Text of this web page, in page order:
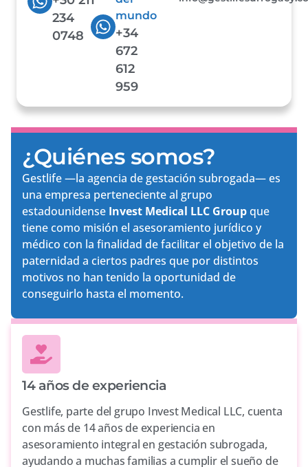
234
0748
mundo
+34
672
612
959
¿Quiénes somos?
Gestlife —la agencia de gestación subrogada— es
una empresa perteneciente al grupo
estadounidense Invest Medical LLC Groupque
tiene como misión el asesoramiento jurídico y
médico con la finalidad de facilitar el objetivo de la
paternidad a ciertos padres que por distintos
motivos no han tenido la oportunidad de
conseguirlo hasta el momento.
14 años de experiencia
Gestlife, parte del grupo Invest Medical LLC, cuenta
con más de 14 años de experiencia en
asesoramiento integral en gestación subrogada,
ayudando a muchas familias a cumplir el sueño de